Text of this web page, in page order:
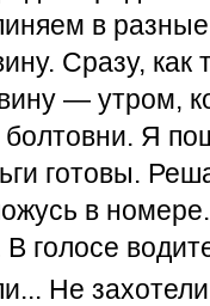
в
Сразу, как
— утром,
Я
готовы.
в
голосе
Не захотели